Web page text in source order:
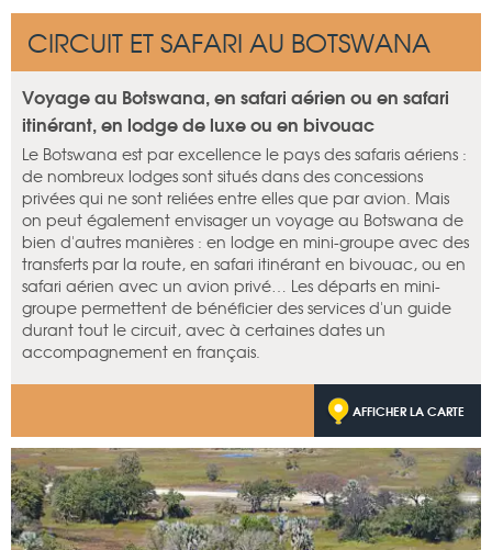
CIRCUIT ET SAFARI AU BOTSWANA
Voyage au Botswana, en safari aérien ou en safari
itinérant, en lodge de luxe ou en bivouac
Le Botswana est par excellence le pays des safaris aériens :
de nombreux lodges sont situés dans des concessions
privées qui ne sont reliées entre elles que par avion. Mais
on peut également envisager un voyage au Botswana de
bien d'autres manières : en lodge en mini-groupe avec des
transferts par la route, en safari itinérant en bivouac, ou en
safari aérien avec un avion privé… Les départs en mini-
groupe permettent de bénéficier des services d'un guide
durant tout le circuit, avec à certaines dates un
accompagnement en français.
AFFICHER LA CARTE